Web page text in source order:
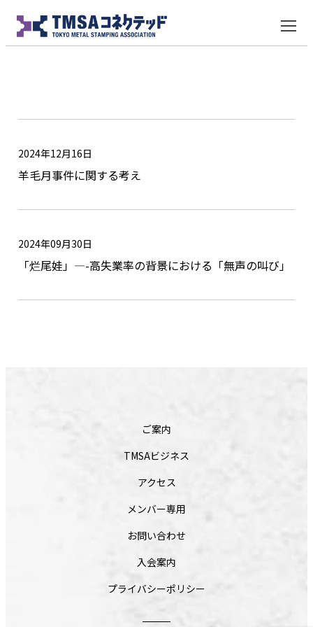
羊毛月事件に関する考え
2024年12月16日
「烂尾娃」—-高失業率の背景における「無声の叫び」
2024年09月30日
ご案内
TMSAビジネス
アクセス
メンバー専用
お問い合わせ
入会案内
プライバシーポリシー